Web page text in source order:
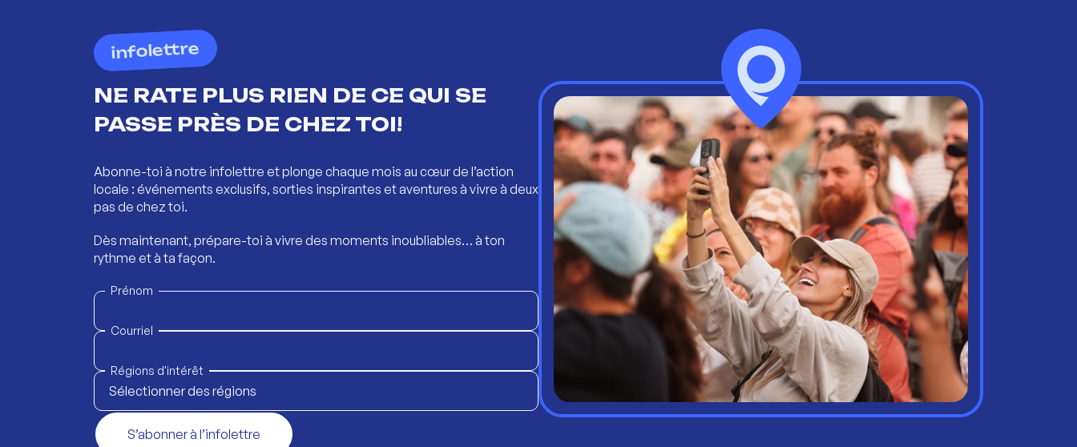
infolettre
NE RATE PLUS RIEN DE CE QUI SE
PASSE PRÈS DE CHEZ TOI!
Abonne-toi à notre infolettre et plonge chaque mois au cœur de l’action
locale : événements exclusifs, sorties inspirantes et aventures à vivre à deux
pas de chez toi.
Dès maintenant, prépare-toi à vivre des moments inoubliables… à ton
rythme et à ta façon.
Prénom
Courriel
Régions d'intérêt
Sélectionner des régions
S’abonner à l’infolettre